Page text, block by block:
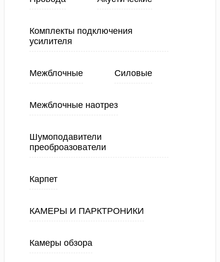
Комплекты подключения
усилителя
Межблочные Силовые
Межблочные наотрез
Шумоподавители
преоброазователи
Карпет
КАМЕРЫ И ПАРКТРОНИКИ
Камеры обзора